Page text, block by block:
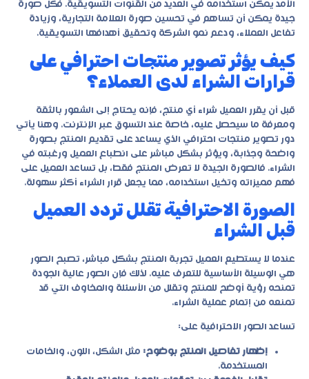
الأمد يمكن استخدامه في العديد من القنوات التسويقية. فكل صورة
جيدة يمكن أن تساهم في تحسين صورة العلامة التجارية، وزيادة
تفاعل العملاء، ودعم نمو الشركة وتحقيق أهدافها التسويقية.
كيف يؤثر تصوير منتجات احترافي على
قرارات الشراء لدى العملاء؟
قبل أن يقرر العميل شراء أي منتج، فإنه يحتاج إلى الشعور بالثقة
ومعرفة ما سيحصل عليه، خاصة عند التسوق عبر الإنترنت. وهنا يأتي
دور تصوير منتجات احترافي الذي يساعد على تقديم المنتج بصورة
واضحة وجذابة، ويؤثر بشكل مباشر على انطباع العميل ورغبته في
الشراء. فالصورة الجيدة لا تعرض المنتج فقط، بل تساعد العميل على
فهم مميزاته وتخيل استخدامه، مما يجعل قرار الشراء أكثر سهولة.
الصورة الاحترافية تقلل تردد العميل
قبل الشراء
عندما لا يستطيع العميل تجربة المنتج بشكل مباشر، تصبح الصور
هي الوسيلة الأساسية للتعرف عليه. لذلك فإن الصور عالية الجودة
تمنحه رؤية أوضح للمنتج وتقلل من الأسئلة والمخاوف التي قد
تمنعه من إتمام عملية الشراء.
تساعد الصور الاحترافية على:
إظهار تفاصيل المنتج بوضوح: مثل الشكل، اللون، والخامات
المستخدمة.